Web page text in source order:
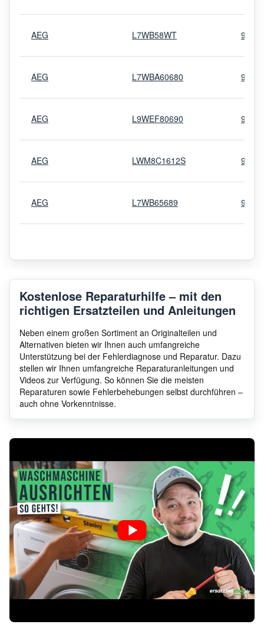
AEG L7WB58WT
AEG L7WBA60680
AEG L9WEF80690
AEG LWM8C1612S
AEG L7WB65689
L6WNJ68W
AEG L9WEC163C
AEG L7WB65680
AEG LB4660WT
AEG L8WBC61SR
AEG L9WSR162C
Kostenlose Reparaturhilfe – mit den
richtigen Ersatzteilen und Anleitungen
Neben einem großen Sortiment an Originalteilen und
Alternativen bieten wir Ihnen auch umfangreiche
Unterstützung bei der Fehlerdiagnose und Reparatur. Dazu
stellen wir Ihnen umfangreiche Reparaturanleitungen und
Videos zur Verfügung. So können Sie die meisten
Reparaturen sowie Fehlerbehebungen selbst durchführen –
auch ohne Vorkenntnisse.